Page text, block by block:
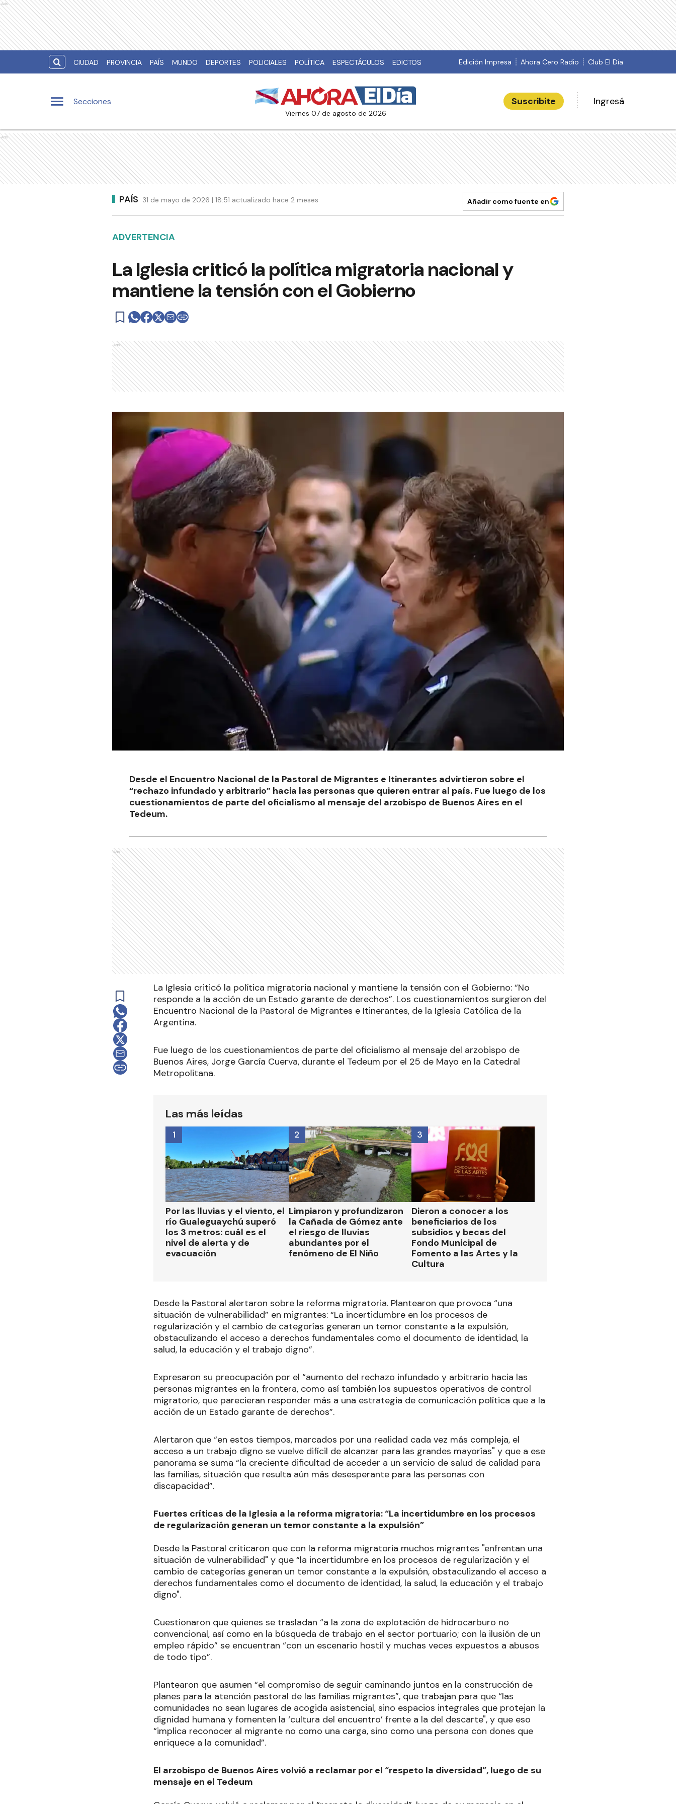
Ads
CIUDAD PROVINCIA PAÍS MUNDO DEPORTES POLICIALES POLÍTICA ESPECTÁCULOS EDICTOS Edición Impresa Ahora Cero Radio Club El Día
Secciones
viernes 07 de agosto de 2026
Suscribite Ingresá
Ads
PAÍS 31 de mayo de 2026 | 18:51 actualizado hace 2 meses Añadir como fuente en
ADVERTENCIA
La Iglesia criticó la política migratoria nacional y
mantiene la tensión con el Gobierno
Ads
Desde el Encuentro Nacional de la Pastoral de Migrantes e Itinerantes advirtieron sobre el
“rechazo infundado y arbitrario” hacia las personas que quieren entrar al país. Fue luego de los
cuestionamientos de parte del oficialismo al mensaje del arzobispo de Buenos Aires en el
Tedeum.
Ads
La Iglesia criticó la política migratoria nacional y mantiene la tensión con el Gobierno: “No
responde a la acción de un Estado garante de derechos”. Los cuestionamientos surgieron del
Encuentro Nacional de la Pastoral de Migrantes e Itinerantes, de la Iglesia Católica de la
Argentina.
Fue luego de los cuestionamientos de parte del oficialismo al mensaje del arzobispo de
Buenos Aires, Jorge García Cuerva, durante el Tedeum por el 25 de Mayo en la Catedral
Metropolitana.
Las más leídas
Por las lluvias y el viento, el
río Gualeguaychú superó
los 3 metros: cuál es el
nivel de alerta y de
evacuación
1
Limpiaron y profundizaron
la Cañada de Gómez ante
el riesgo de lluvias
abundantes por el
fenómeno de El Niño
2
Dieron a conocer a los
beneficiarios de los
subsidios y becas del
Fondo Municipal de
Fomento a las Artes y la
Cultura
3
Desde la Pastoral alertaron sobre la reforma migratoria. Plantearon que provoca “una
situación de vulnerabilidad” en migrantes: “La incertidumbre en los procesos de
regularización y el cambio de categorías generan un temor constante a la expulsión,
obstaculizando el acceso a derechos fundamentales como el documento de identidad, la
salud, la educación y el trabajo digno”.
Expresaron su preocupación por el “aumento del rechazo infundado y arbitrario hacia las
personas migrantes en la frontera, como así también los supuestos operativos de control
migratorio, que parecieran responder más a una estrategia de comunicación política que a la
acción de un Estado garante de derechos”.
Alertaron que “en estos tiempos, marcados por una realidad cada vez más compleja, el
acceso a un trabajo digno se vuelve difícil de alcanzar para las grandes mayorías" y que a ese
panorama se suma “la creciente dificultad de acceder a un servicio de salud de calidad para
las familias, situación que resulta aún más desesperante para las personas con
discapacidad”.
Fuertes críticas de la Iglesia a la reforma migratoria: “La incertidumbre en los procesos
de regularización generan un temor constante a la expulsión”
Desde la Pastoral criticaron que con la reforma migratoria muchos migrantes "enfrentan una
situación de vulnerabilidad" y que “la incertidumbre en los procesos de regularización y el
cambio de categorías generan un temor constante a la expulsión, obstaculizando el acceso a
derechos fundamentales como el documento de identidad, la salud, la educación y el trabajo
digno".
Cuestionaron que quienes se trasladan “a la zona de explotación de hidrocarburo no
convencional, así como en la búsqueda de trabajo en el sector portuario; con la ilusión de un
empleo rápido” se encuentran “con un escenario hostil y muchas veces expuestos a abusos
de todo tipo”.
Plantearon que asumen “el compromiso de seguir caminando juntos en la construcción de
planes para la atención pastoral de las familias migrantes”, que trabajan para que “las
comunidades no sean lugares de acogida asistencial, sino espacios integrales que protejan la
dignidad humana y fomenten la ‘cultura del encuentro’ frente a la del descarte", y que eso
“implica reconocer al migrante no como una carga, sino como una persona con dones que
enriquece a la comunidad”.
El arzobispo de Buenos Aires volvió a reclamar por el “respeto la diversidad”, luego de su
mensaje en el Tedeum